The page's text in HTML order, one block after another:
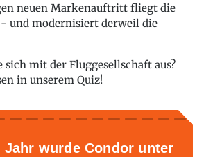
neuen Markenauftritt fliegt die
und modernisiert derweil die
sich mit der Fluggesellschaft aus?
in unserem Quiz!